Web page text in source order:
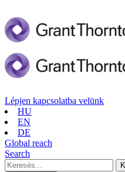
Lépjen kapcsolatba velünk
HU
EN
DE
Global reach
Search